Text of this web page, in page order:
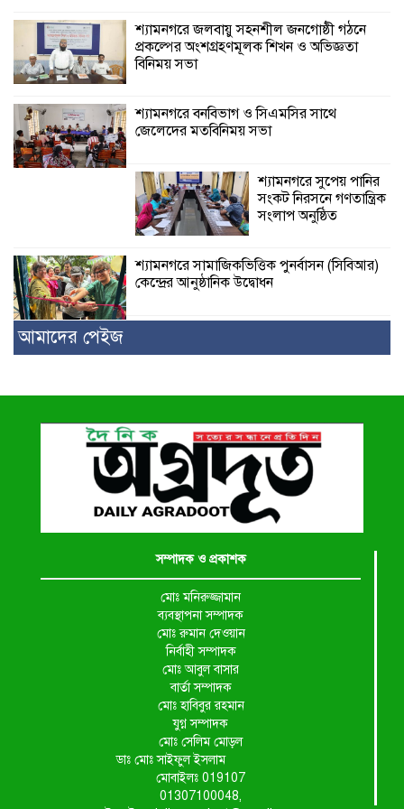
শ্যামনগরে জলবায়ু সহনশীল জনগোষ্ঠী গঠনে
প্রকল্পের অংশগ্রহণমূলক শিখন ও অভিজ্ঞতা
বিনিময় সভা
শ্যামনগরে বনবিভাগ ও সিএমসির সাথে
জেলেদের মতবিনিময় সভা
শ্যামনগরে সুপেয় পানির
সংকট নিরসনে গণতান্ত্রিক
সংলাপ অনুষ্ঠিত
শ্যামনগরে সামাজিকভিত্তিক পুনর্বাসন (সিবিআর)
কেন্দ্রের আনুষ্ঠানিক উদ্বোধন
আমাদের পেইজ
সম্পাদক ও প্রকাশক
মোঃ মনিরুজ্জামান
ব্যবস্থাপনা সম্পাদক
মোঃ রুমান দেওয়ান
নির্বাহী সম্পাদক
মোঃ আবুল বাসার
বার্তা সম্পাদক
মোঃ হাবিবুর রহমান
যুগ্ন সম্পাদক
মোঃ সেলিম মোড়ল
ডাঃ মোঃ সাইফুল ইসলাম
মোবাইলঃ 019107
01307100048,